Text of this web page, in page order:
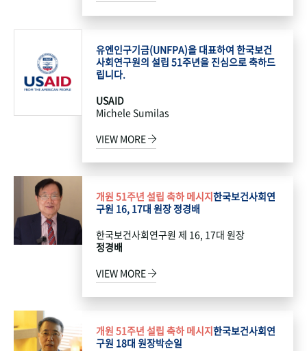
유엔인구기금(UNFPA)을 대표하여 한국보건
사회연구원의 설립 51주년을 진심으로 축하드
립니다.
USAID
Michele Sumilas
VIEW MORE
개원 51주년 설립 축하 메시지한국보건사회연
구원 16, 17대 원장 정경배
한국보건사회연구원 제 16, 17대 원장
정경배
VIEW MORE
개원 51주년 설립 축하 메시지한국보건사회연
구원 18대 원장박순일